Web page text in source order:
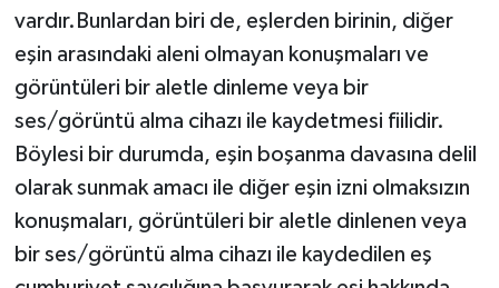
vardır.Bunlardan biri de, eşlerden birinin, diğer
eşin arasındaki aleni olmayan konuşmaları ve
görüntüleri bir aletle dinleme veya bir
ses/görüntü alma cihazı ile kaydetmesi fiilidir.
Böylesi bir durumda, eşin boşanma davasına delil
olarak sunmak amacı ile diğer eşin izni olmaksızın
konuşmaları, görüntüleri bir aletle dinlenen veya
bir ses/görüntü alma cihazı ile kaydedilen eş